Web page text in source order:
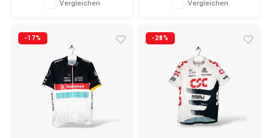
Vergleichen Vergleichen
-17% -28%